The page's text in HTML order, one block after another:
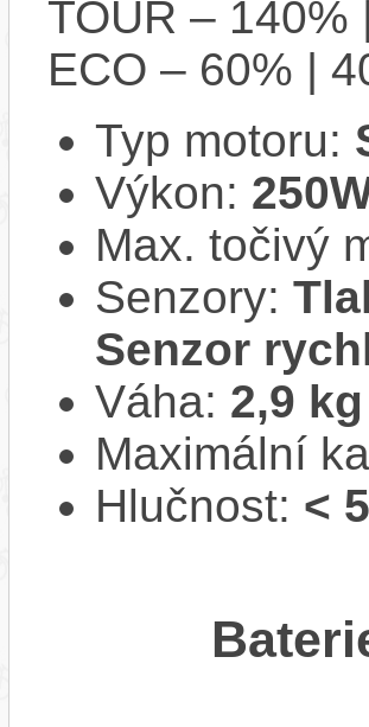
TOUR – 140%
ECO – 60% |
Typ motoru:
Výkon:
Max. točivý
Senzory:
Senzor
Váha: 2,9 kg
Maximální
Hlučnost: <